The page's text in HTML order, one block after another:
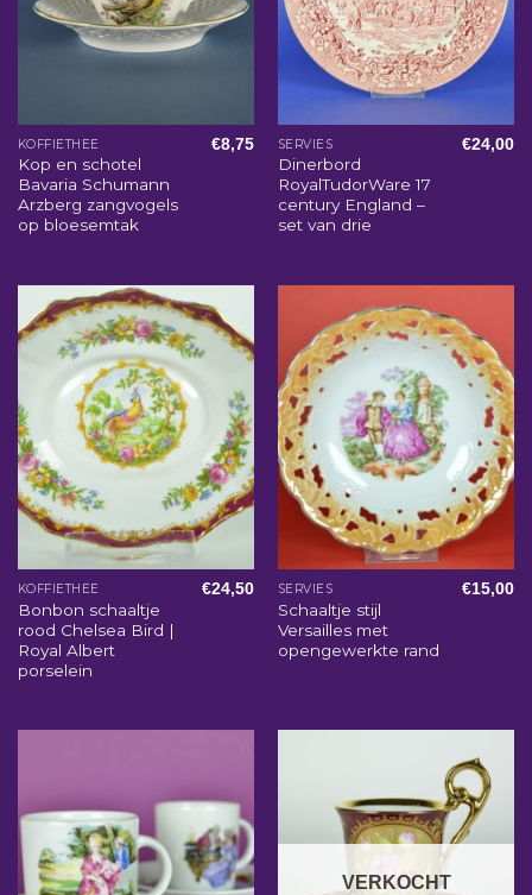
KOFFIETHEE
Kop en schotel
Bavaria Schumann
Arzberg zangvogels
op bloesemtak
€8,75 SERVIES
Dinerbord
RoyalTudorWare 17
century England –
set van drie
€24,00
KOFFIETHEE
Bonbon schaaltje
rood Chelsea Bird |
Royal Albert
porselein
€24,50 SERVIES
Schaaltje stijl
Versailles met
opengewerkte rand
€15,00
VERKOCHT